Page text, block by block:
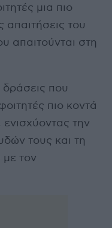
μια πιο
απαιτήσεις του
απαιτούνται στη
δράσεις που
πιο κοντά
την
τους και τη
τον